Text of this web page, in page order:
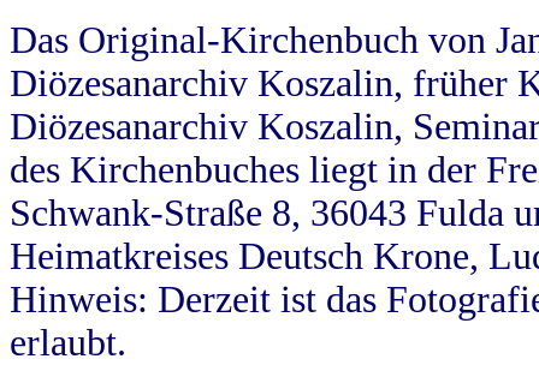
Das Original-Kirchenbuch von
Diözesanarchiv Koszalin, früher
Diözesanarchiv Koszalin,
des Kirchenbuches liegt in der
Schwank-Straße 8, 36043 Fulda
Heimatkreises Deutsch Krone,
Hinweis: Derzeit ist das
erlaubt.